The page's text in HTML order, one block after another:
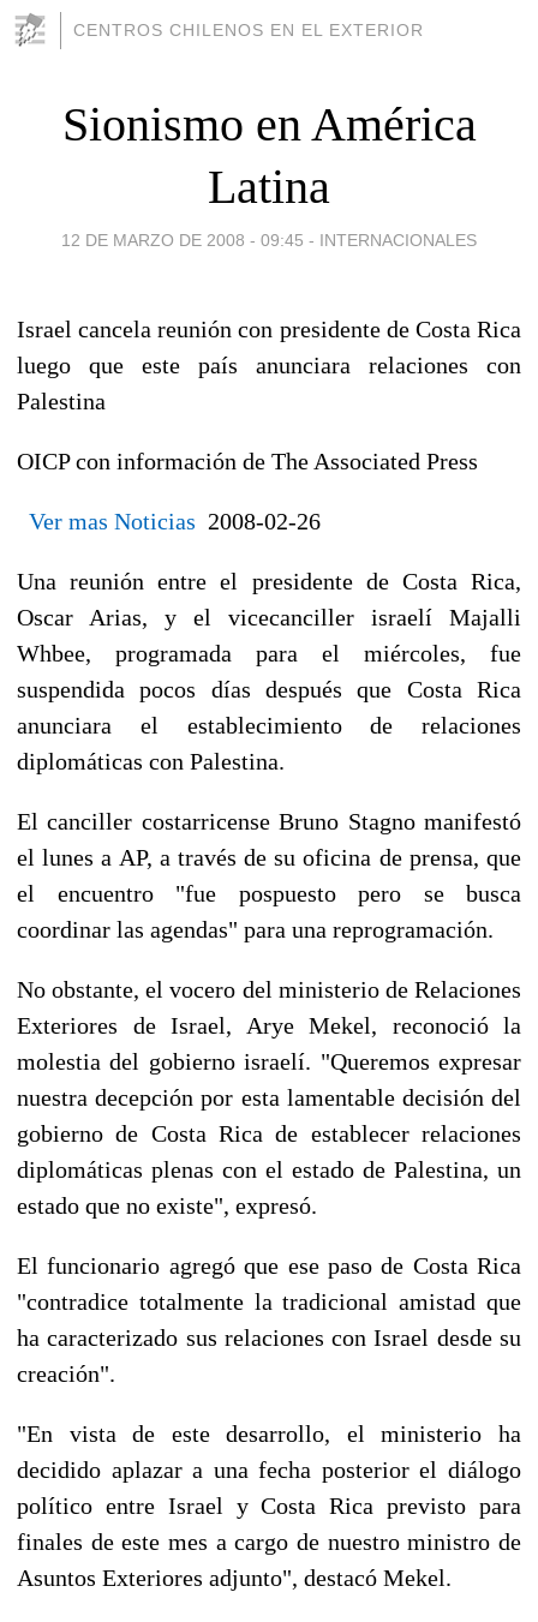
CENTROS CHILENOS EN EL EXTERIOR
Sionismo en América
Latina
12 DE MARZO DE 2008 - 09:45 - INTERNACIONALES
Israel cancela reunión con presidente de Costa Rica
luego que este país anunciara relaciones con
Palestina
OICP con información de The Associated Press
Ver mas Noticias 2008-02-26
Una reunión entre el presidente de Costa Rica,
Oscar Arias, y el vicecanciller israelí Majalli
Whbee, programada para el miércoles, fue
suspendida pocos días después que Costa Rica
anunciara el establecimiento de relaciones
diplomáticas con Palestina.
El canciller costarricense Bruno Stagno manifestó
el lunes a AP, a través de su oficina de prensa, que
el encuentro "fue pospuesto pero se busca
coordinar las agendas" para una reprogramación.
No obstante, el vocero del ministerio de Relaciones
Exteriores de Israel, Arye Mekel, reconoció la
molestia del gobierno israelí. "Queremos expresar
nuestra decepción por esta lamentable decisión del
gobierno de Costa Rica de establecer relaciones
diplomáticas plenas con el estado de Palestina, un
estado que no existe", expresó.
El funcionario agregó que ese paso de Costa Rica
"contradice totalmente la tradicional amistad que
ha caracterizado sus relaciones con Israel desde su
creación".
"En vista de este desarrollo, el ministerio ha
decidido aplazar a una fecha posterior el diálogo
político entre Israel y Costa Rica previsto para
finales de este mes a cargo de nuestro ministro de
Asuntos Exteriores adjunto", destacó Mekel.